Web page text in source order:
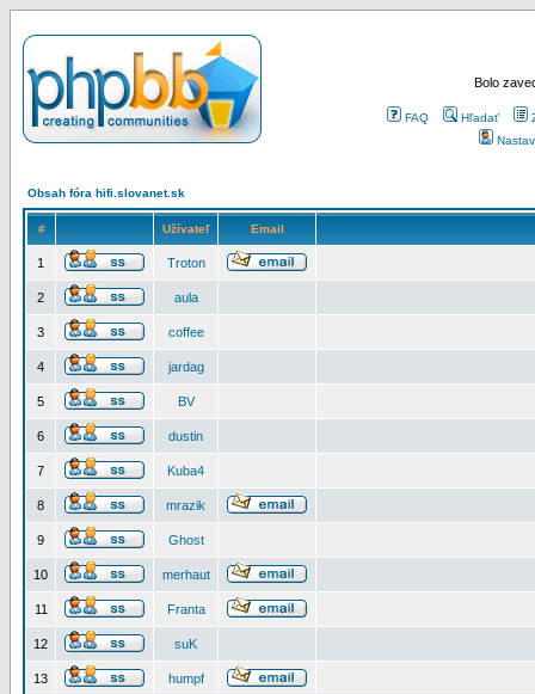
Bolo
FAQ Hľadať
Obsah fóra hifi.slovanet.sk
# Užívateľ Email
1 Troton
2 aula
3 coffee
4 jardag
5 BV
6 dustin
7 Kuba4
8 mrazik
9 Ghost
10 merhaut
11 Franta
12 suK
13 humpf